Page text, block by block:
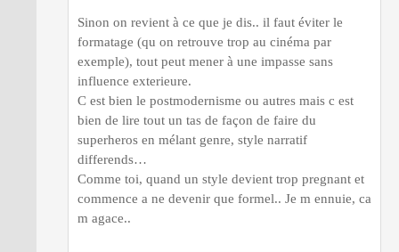
Sinon on revient à ce que je dis.. il faut éviter le
formatage (qu on retrouve trop au cinéma par
exemple), tout peut mener à une impasse sans
influence exterieure.
C est bien le postmodernisme ou autres mais c est
bien de lire tout un tas de façon de faire du
superheros en mélant genre, style narratif
differends…
Comme toi, quand un style devient trop pregnant et
commence a ne devenir que formel.. Je m ennuie, ca
m agace..